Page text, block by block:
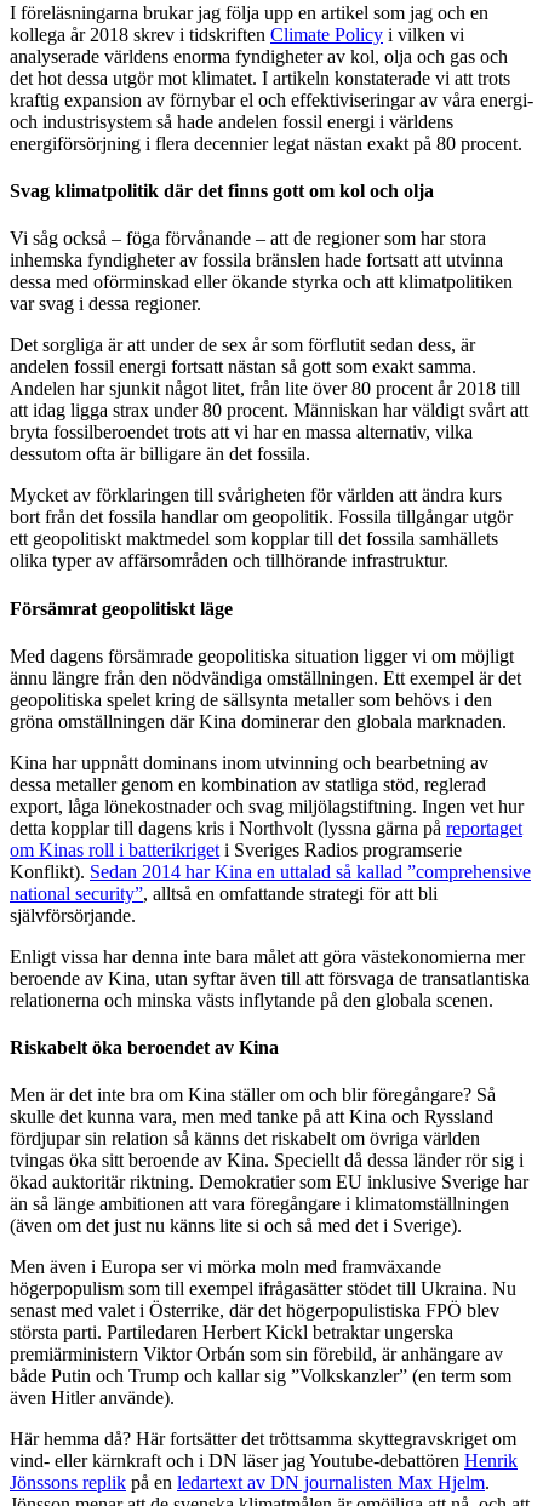
I föreläsningarna brukar jag följa upp en artikel som jag och en
kollega år 2018 skrev i tidskriften Climate Policy i vilken vi
analyserade världens enorma fyndigheter av kol, olja och gas och
det hot dessa utgör mot klimatet. I artikeln konstaterade vi att trots
kraftig expansion av förnybar el och effektiviseringar av våra energi-
och industrisystem så hade andelen fossil energi i världens
energiförsörjning i flera decennier legat nästan exakt på 80 procent.
Svag klimatpolitik där det finns gott om kol och olja
Vi såg också – föga förvånande – att de regioner som har stora
inhemska fyndigheter av fossila bränslen hade fortsatt att utvinna
dessa med oförminskad eller ökande styrka och att klimatpolitiken
var svag i dessa regioner.
Det sorgliga är att under de sex år som förflutit sedan dess, är
andelen fossil energi fortsatt nästan så gott som exakt samma.
Andelen har sjunkit något litet, från lite över 80 procent år 2018 till
att idag ligga strax under 80 procent. Människan har väldigt svårt att
bryta fossilberoendet trots att vi har en massa alternativ, vilka
dessutom ofta är billigare än det fossila.
Mycket av förklaringen till svårigheten för världen att ändra kurs
bort från det fossila handlar om geopolitik. Fossila tillgångar utgör
ett geopolitiskt maktmedel som kopplar till det fossila samhällets
olika typer av affärsområden och tillhörande infrastruktur.
Försämrat geopolitiskt läge
Med dagens försämrade geopolitiska situation ligger vi om möjligt
ännu längre från den nödvändiga omställningen. Ett exempel är det
geopolitiska spelet kring de sällsynta metaller som behövs i den
gröna omställningen där Kina dominerar den globala marknaden.
Kina har uppnått dominans inom utvinning och bearbetning av
dessa metaller genom en kombination av statliga stöd, reglerad
export, låga lönekostnader och svag miljölagstiftning. Ingen vet hur
detta kopplar till dagens kris i Northvolt (lyssna gärna på reportaget
om Kinas roll i batterikriget i Sveriges Radios programserie
Konflikt). Sedan 2014 har Kina en uttalad så kallad ”comprehensive
national security”, alltså en omfattande strategi för att bli
självförsörjande.
Enligt vissa har denna inte bara målet att göra västekonomierna mer
beroende av Kina, utan syftar även till att försvaga de transatlantiska
relationerna och minska västs inflytande på den globala scenen.
Riskabelt öka beroendet av Kina
Men är det inte bra om Kina ställer om och blir föregångare? Så
skulle det kunna vara, men med tanke på att Kina och Ryssland
fördjupar sin relation så känns det riskabelt om övriga världen
tvingas öka sitt beroende av Kina. Speciellt då dessa länder rör sig i
ökad auktoritär riktning. Demokratier som EU inklusive Sverige har
än så länge ambitionen att vara föregångare i klimatomställningen
(även om det just nu känns lite si och så med det i Sverige).
Men även i Europa ser vi mörka moln med framväxande
högerpopulism som till exempel ifrågasätter stödet till Ukraina. Nu
senast med valet i Österrike, där det högerpopulistiska FPÖ blev
största parti. Partiledaren Herbert Kickl betraktar ungerska
premiärministern Viktor Orbán som sin förebild, är anhängare av
både Putin och Trump och kallar sig ”Volkskanzler” (en term som
även Hitler använde).
Här hemma då? Här fortsätter det tröttsamma skyttegravskriget om
vind- eller kärnkraft och i DN läser jag Youtube-debattören Henrik
Jönssons replik på en ledartext av DN journalisten Max Hjelm.